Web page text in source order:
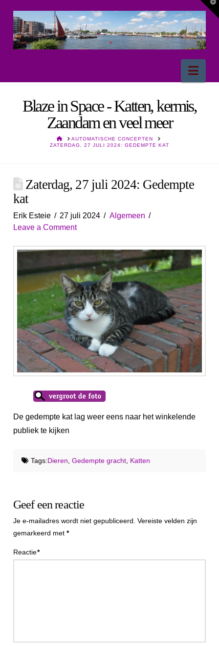
Blaze in Space - Katten, kermis,
Zaandam en veel meer
HOMEAUTOMATISCHE CONCEPTEN
ZATERDAG, 27 JULI 2024: GEDEMPTE KAT
Zaterdag, 27 juli 2024: Gedempte
kat
Erik Esteie 27 juli 2024
Algemeen
Leave a Comment
De gedempte kat lag weer eens naar het winkelende
publiek te kijken
Tags:Dieren, Gedempte gracht, Katten
Geef een reactie
Je e-mailadres wordt niet gepubliceerd. Vereiste velden zijn
gemarkeerd met *
Reactie*